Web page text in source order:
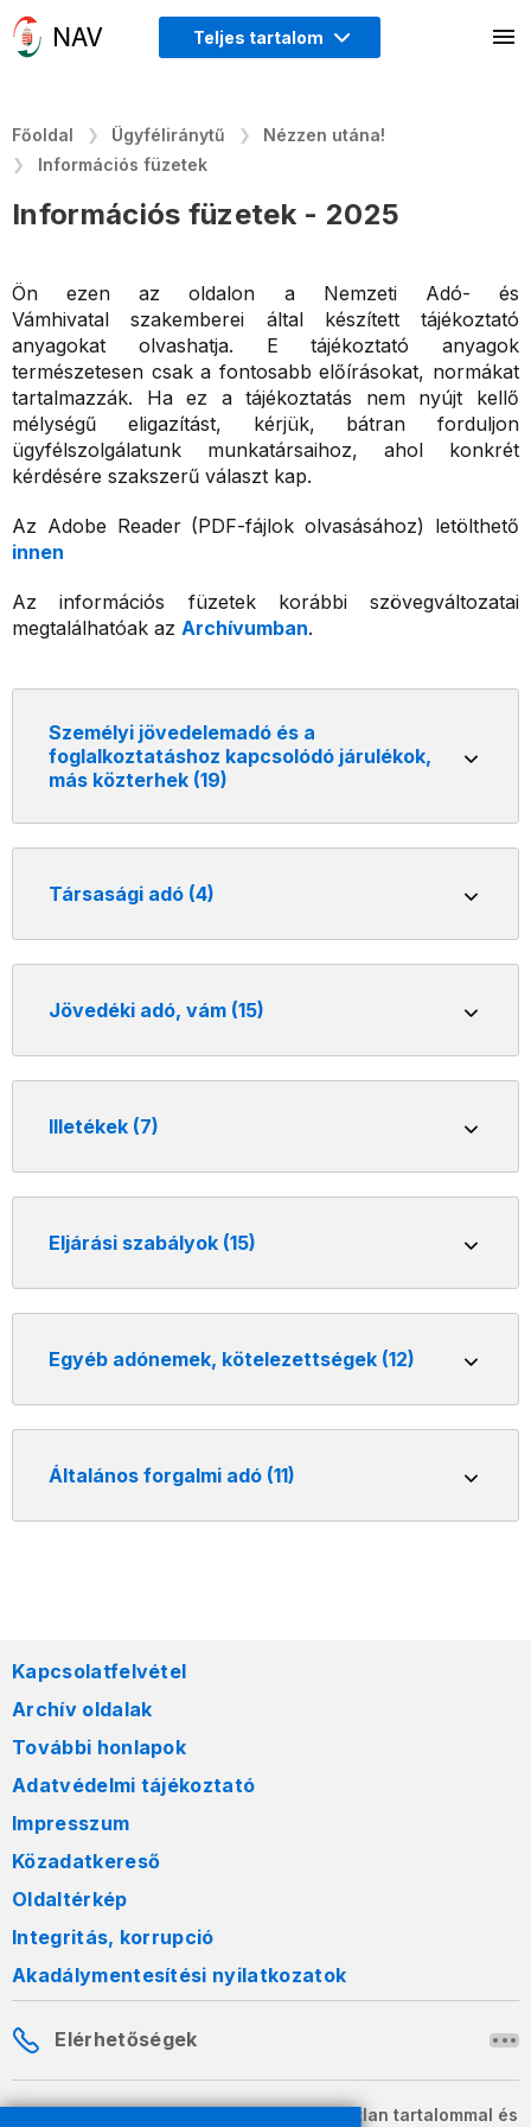
Teljes tartalom
Főoldal Ügyféliránytű
Nézzen utána!
Információs füzetek
Információs füzetek - 2025
Ön ezen az oldalon a Nemzeti Adó- és
Vámhivatal szakemberei által készített tájékoztató
anyagokat olvashatja. E tájékoztató anyagok
természetesen csak a fontosabb előírásokat, normákat
tartalmazzák. Ha ez a tájékoztatás nem nyújt kellő
mélységű eligazítást, kérjük, bátran forduljon
ügyfélszolgálatunk munkatársaihoz, ahol konkrét
kérdésére szakszerű választ kap.
Az Adobe Reader (PDF-fájlok olvasásához) letölthető
innen
Az információs füzetek korábbi szövegváltozatai
megtalálhatóak az Archívumban.
Személyi jövedelemadó és a
foglalkoztatáshoz kapcsolódó járulékok,
más közterhek (19)
Társasági adó (4)
Jövedéki adó, vám (15)
Illetékek (7)
Eljárási szabályok (15)
Egyéb adónemek, kötelezettségek (12)
Általános forgalmi adó (11)
Kapcsolatfelvétel
Archív oldalak
További honlapok
Adatvédelmi tájékoztató
Impresszum
Közadatkereső
Oldaltérkép
Integritás, korrupció
Akadálymentesítési nyilatkozatok
Elérhetőségek
A honlapon szereplő információk változatlan tartalommal és